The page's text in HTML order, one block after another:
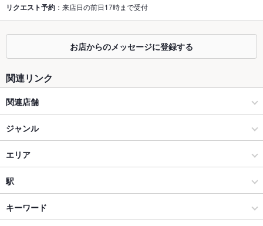
座敷 あり ：全席、靴を脱いで上がって頂くお座敷形式です
ソファー
テラス席
なし ：テラスはございませんが、悪天候でも安心の室内でご宴
会をお楽しみください。
貸切
貸切不可 ：ご予算やご要望のなど、大人数のご予約の際は店舗
設備
リクエスト予約 ：来店日の前日17時まで受付
お店からのメッセージに登録する
関連リンク
関連店舗
くいもの屋 わん
くいもの屋わん 藤沢プライムビル店
個室居酒屋 くいもの屋わん 桜木町店
個室居酒屋 くいもの屋わん 綱島店
ジャンル
居酒屋
和風
渋谷 × 居酒屋
エリア
渋谷センター街
渋谷センター街 × 居酒屋
駅
渋谷駅
キーワード